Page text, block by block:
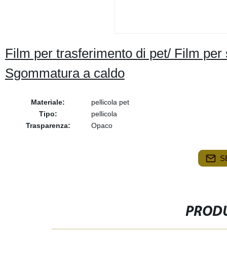
Film per trasferimento di pet/ Film
Sgommatura a caldo
Materiale:
pellicola pet
Tipo:
pellicola
Trasparenza:
Opaco